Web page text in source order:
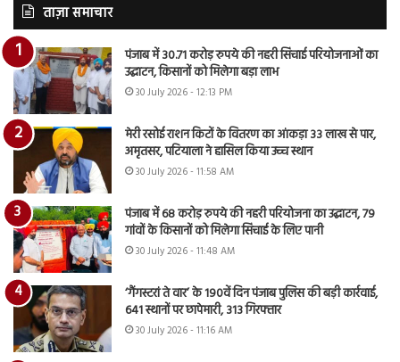
ताज़ा समाचार
पंजाब में 30.71 करोड़ रुपये की नहरी सिंचाई परियोजनाओं का
उद्घाटन, किसानों को मिलेगा बड़ा लाभ
30 July 2026 - 12:13 PM
मेरी रसोई राशन किटों के वितरण का आंकड़ा 33 लाख से पार,
अमृतसर, पटियाला ने हासिल किया उच्च स्थान
30 July 2026 - 11:58 AM
पंजाब में 68 करोड़ रुपये की नहरी परियोजना का उद्घाटन, 79
गांवों के किसानों को मिलेगा सिंचाई के लिए पानी
30 July 2026 - 11:48 AM
‘गैंगस्टरां ते वार’ के 190वें दिन पंजाब पुलिस की बड़ी कार्रवाई,
641 स्थानों पर छापेमारी, 313 गिरफ्तार
30 July 2026 - 11:16 AM